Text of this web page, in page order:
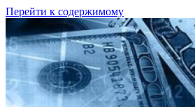
Перейти к содержимому